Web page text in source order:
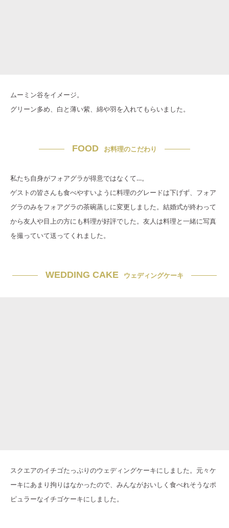
ムーミン谷をイメージ。
グリーン多め、白と薄い紫、綿や羽を入れてもらいました。
FOOD お料理のこだわり
私たち自身がフォアグラが得意ではなくて…。
ゲストの皆さんも食べやすいように料理のグレードは下げず、フォア
グラのみをフォアグラの茶碗蒸しに変更しました。結婚式が終わって
から友人や目上の方にも料理が好評でした。友人は料理と一緒に写真
を撮っていて送ってくれました。
WEDDING CAKE ウェディングケーキ
スクエアのイチゴたっぷりのウェディングケーキにしました。元々ケ
ーキにあまり拘りはなかったので、みんながおいしく食べれそうなポ
ピュラーなイチゴケーキにしました。